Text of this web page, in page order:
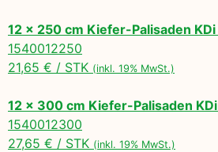
12 x 250 cm Kiefer-Palisaden KDi
1540012250
21,65 € / STK (inkl. 19% MwSt.)
12 x 300 cm Kiefer-Palisaden KDi
1540012300
27,65 € / STK (inkl. 19% MwSt.)